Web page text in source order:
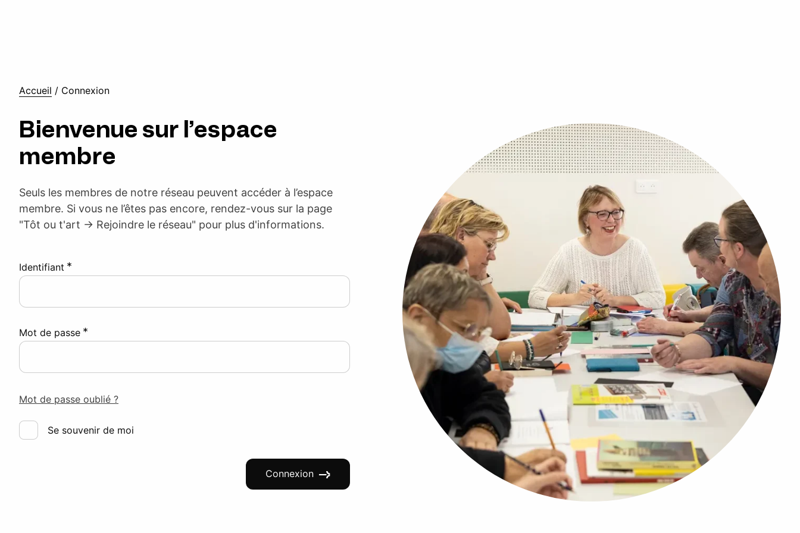
Accueil / Connexion
Bienvenue sur l’espace
membre
Seuls les membres de notre réseau peuvent accéder à l’espace
membre. Si vous ne l’êtes pas encore, rendez-vous sur la page
"Tôt ou t'art -> Rejoindre le réseau" pour plus d'informations.
Identifiant *
Mot de passe *
Mot de passe oublié ?
Se souvenir de moi
Connexion